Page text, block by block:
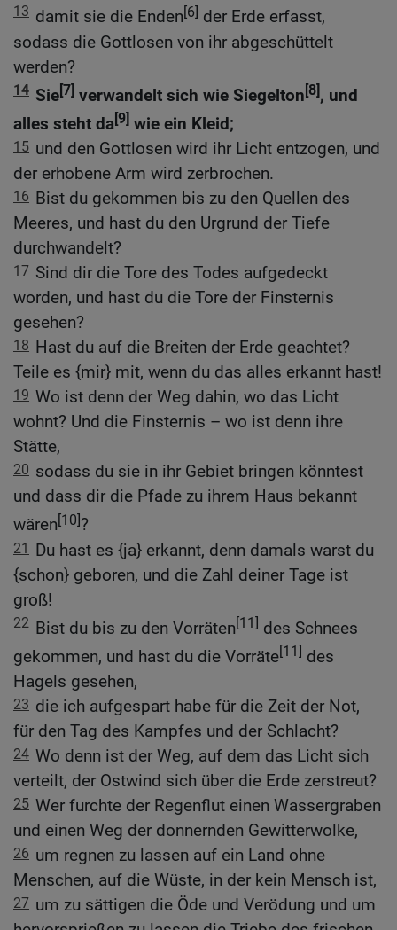
13 damit sie die Enden[6] der Erde erfasst,
sodass die Gottlosen von ihr abgeschüttelt
werden?
14 Sie[7] verwandelt sich wie Siegelton [8], und
alles steht da[9] wie ein Kleid;
15 und den Gottlosen wird ihr Licht entzogen, und
der erhobene Arm wird zerbrochen.
16 Bist du gekommen bis zu den Quellen des
Meeres, und hast du den Urgrund der Tiefe
durchwandelt?
17 Sind dir die Tore des Todes aufgedeckt
worden, und hast du die Tore der Finsternis
gesehen?
18 Hast du auf die Breiten der Erde geachtet?
Teile es {mir} mit, wenn du das alles erkannt hast!
19 Wo ist denn der Weg dahin, wo das Licht
wohnt? Und die Finsternis – wo ist denn ihre
Stätte,
20 sodass du sie in ihr Gebiet bringen könntest
und dass dir die Pfade zu ihrem Haus bekannt
wären[10]?
21 Du hast es {ja} erkannt, denn damals warst du
{schon} geboren, und die Zahl deiner Tage ist
groß!
22 Bist du bis zu den Vorräten[11] des Schnees
gekommen, und hast du die Vorräte[11] des
Hagels gesehen,
23 die ich aufgespart habe für die Zeit der Not,
für den Tag des Kampfes und der Schlacht?
24 Wo denn ist der Weg, auf dem das Licht sich
verteilt, der Ostwind sich über die Erde zerstreut?
25 Wer furchte der Regenflut einen Wassergraben
und einen Weg der donnernden Gewitterwolke,
26 um regnen zu lassen auf ein Land ohne
Menschen, auf die Wüste, in der kein Mensch ist,
27 um zu sättigen die Öde und Verödung und um